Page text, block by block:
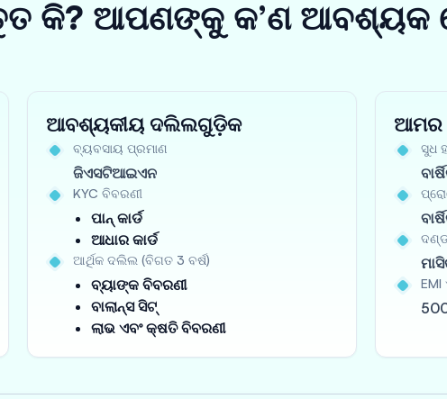
କି? ଆପଣଙ୍କୁ କ’ଣ ଆବଶ୍ୟକ
ଆବଶ୍ୟକୀୟ ଦଲିଲଗୁଡ଼ିକ
ବ୍ୟବସାୟ ପ୍ରମାଣ
ଜିଏସଟିଆଇଏନ
KYC ବିବରଣୀ
ପାନ୍ କାର୍ଡ
ଆଧାର କାର୍ଡ
ଆର୍ଥିକ ଦଲିଲ (ବିଗତ 3 ବର୍ଷ)
ବ୍ୟାଙ୍କ ବିବରଣୀ
ବାଲାନ୍ସ ସିଟ୍
ଲାଭ ଏବଂ କ୍ଷତି ବିବରଣୀ
ଆମର
ସୁଧ
EMI